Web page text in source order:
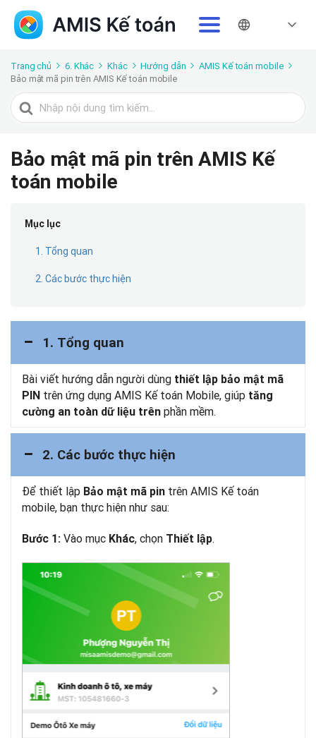
Trang chủ 6. Khác Khác Hướng dẫn
AMIS Kế toán mobile
Bảo mật mã pin trên AMIS Kế toán mobile
Tìm
kiếm
Bảo mật mã pin trên AMIS Kế
toán mobile
Mục lục
1. Tổng quan
2. Các bước thực hiện
1. Tổng quan
Bài viết hướng dẫn người dùng thiết lập bảo mật mã
PIN trên ứng dụng AMIS Kế toán Mobile, giúp tăng
cường an toàn dữ liệu trên phần mềm.
2. Các bước thực hiện
Để thiết lập Bảo mật mã pin trên AMIS Kế toán
mobile, bạn thực hiện như sau:
Bước 1: Vào mục Khác, chọn Thiết lập.